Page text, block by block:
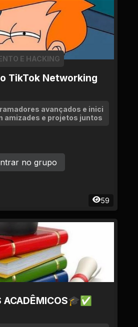
TikTok Networking
E HACKING
avançados e inici
amizades e projetos juntos
59
no grupo
ACADÊMICOS🎓✅